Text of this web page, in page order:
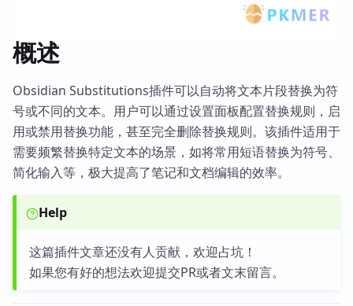
概述
Obsidian Substitutions插件可以自动将文本片段替换为符
号或不同的文本。用户可以通过设置面板配置替换规则，启
用或禁用替换功能，甚至完全删除替换规则。该插件适用于
需要频繁替换特定文本的场景，如将常用短语替换为符号、
简化输入等，极大提高了笔记和文档编辑的效率。
Help
这篇插件文章还没有人贡献，欢迎占坑！
如果您有好的想法欢迎提交PR或者文末留言。